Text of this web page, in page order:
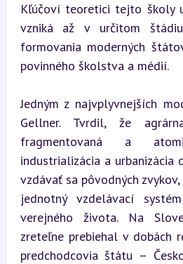
Kľúčoví teoretici tejto školy
vzniká až v určitom
formovania moderných
povinného školstva a médií.
Jedným z najvplyvnejších
Gellner. Tvrdil, že
fragmentovaná a
industrializácia a
vzdávať sa pôvodných
jednotný vzdelávací
verejného života. Na
zreteľne prebiehal v dobách
predchodcovia štátu –